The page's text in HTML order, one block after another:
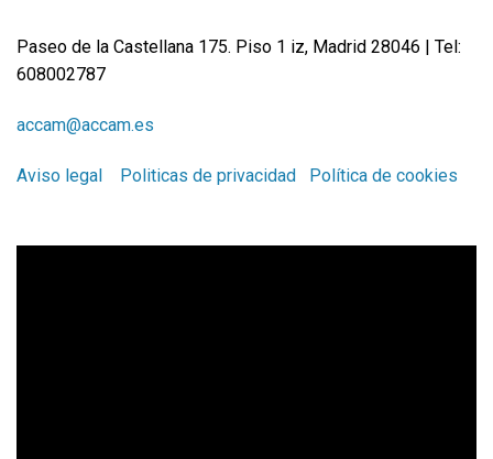
Paseo de la Castellana 175. Piso 1 iz, Madrid 28046 | Tel:
608002787
accam@accam.es
Aviso legal Politicas de privacidad Política de cookies